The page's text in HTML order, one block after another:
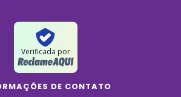
Verificada por
DE CONTATO